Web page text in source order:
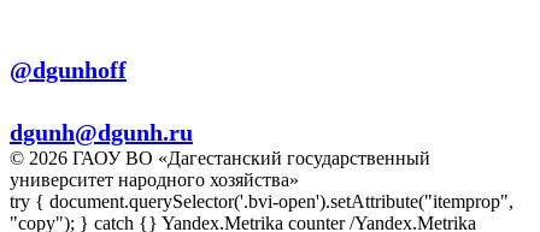
@dgunhoff
dgunh@dgunh.ru
© 2026 ГАОУ ВО «Дагестанский государственный
университет народного хозяйства»
try { document.querySelector('.bvi-open').setAttribute("itemprop",
"copy"); } catch {} Yandex.Metrika counter/Yandex.Metrika